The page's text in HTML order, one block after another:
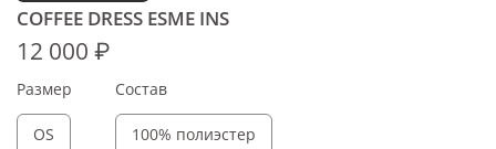
COFFEE DRESS ESME INS
12 000 ₽
Размер
OS
Состав
100% полиэстер